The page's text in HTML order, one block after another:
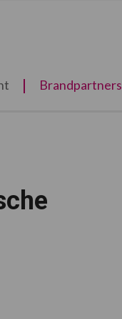
Brandpartners